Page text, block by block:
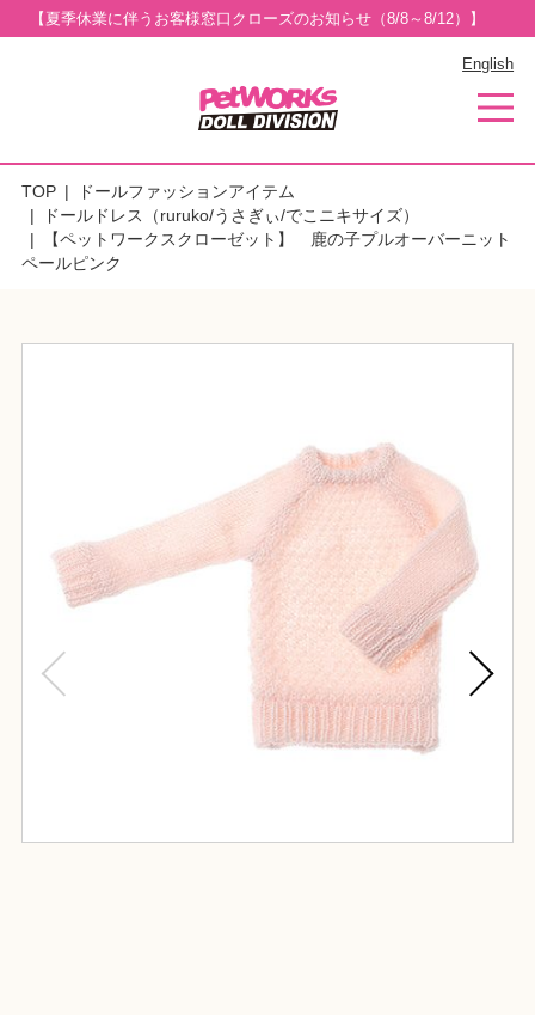
【夏季休業に伴うお客様窓口クローズのお知らせ（8/8～8/12）】
English
TOP
ドールファッションアイテム
ドールドレス（ruruko/うさぎぃ/でこニキサイズ）
【ペットワークスクローゼット】 鹿の子プルオーバーニット
ペールピンク